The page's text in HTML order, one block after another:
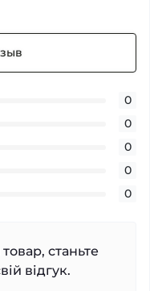
0
0
0
0
0
станьте
відгук.